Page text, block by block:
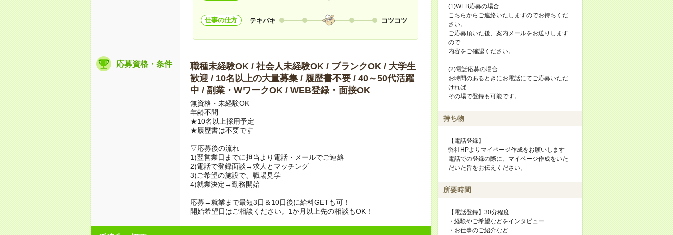
仕事の仕方 テキパキ コツコツ
応募資格・条件
職種未経験OK / 社会人未経験OK / ブランクOK / 大学生
歓迎 / 10名以上の大量募集 / 履歴書不要 / 40～50代活躍
中 / 副業・WワークOK / WEB登録・面接OK
無資格・未経験OK
年齢不問
★10名以上採用予定
★履歴書は不要です
▽応募後の流れ
1)翌営業日までに担当より電話・メールでご連絡
2)電話で登録面談→求人とマッチング
3)ご希望の施設で、職場見学
4)就業決定→勤務開始
応募→就業まで最短3日＆10日後に給料GETも可！
開始希望日はご相談ください。1か月以上先の相談もOK！
(1)WEB応募の場合
こちらからご連絡いたしますのでお待ちくだ
さい。
ご応募頂いた後、案内メールをお送りします
ので
内容をご確認ください。
(2)電話応募の場合
お時間のあるときにお電話にてご応募いただ
ければ
その場で登録も可能です。
持ち物
【電話登録】
弊社HPよりマイページ作成をお願いします
電話での登録の際に、マイページ作成をいた
だいた旨をお伝えください。
所要時間
【電話登録】30分程度
・経験やご希望などをインタビュー
・お仕事のご紹介など